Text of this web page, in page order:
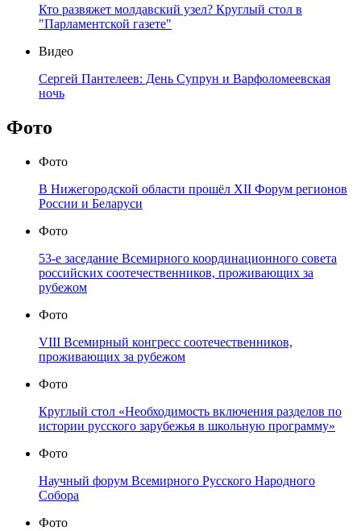
Кто развяжет молдавский узел? Круглый стол в
"Парламентской газете"
Видео
Сергей Пантелеев: День Супрун и Варфоломеевская
ночь
Фото
Фото
В Нижегородской области прошёл XII Форум регионов
России и Беларуси
Фото
53-е заседание Всемирного координационного совета
российских соотечественников, проживающих за
рубежом
Фото
VIII Всемирный конгресс соотечественников,
проживающих за рубежом
Фото
Круглый стол «Необходимость включения разделов по
истории русского зарубежья в школьную программу»
Фото
Научный форум Всемирного Русского Народного
Собора
Фото